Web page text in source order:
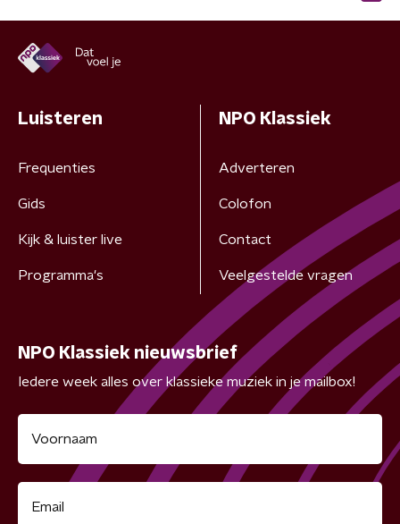
Luisteren
Frequenties
Gids
Kijk & luister live
Programma's
NPO Klassiek
Adverteren
Colofon
Contact
Veelgestelde vragen
NPO Klassiek nieuwsbrief
Iedere week alles over klassieke muziek in je mailbox!